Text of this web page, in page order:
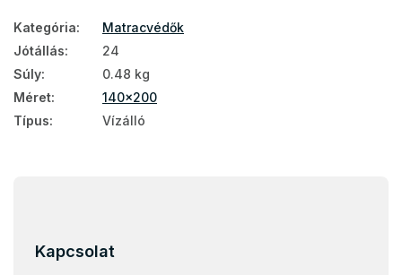
Kategória:
Matracvédők
Jótállás:
24
Súly:
0.48 kg
Méret:
140x200
Típus: Vízálló
Kapcsolat